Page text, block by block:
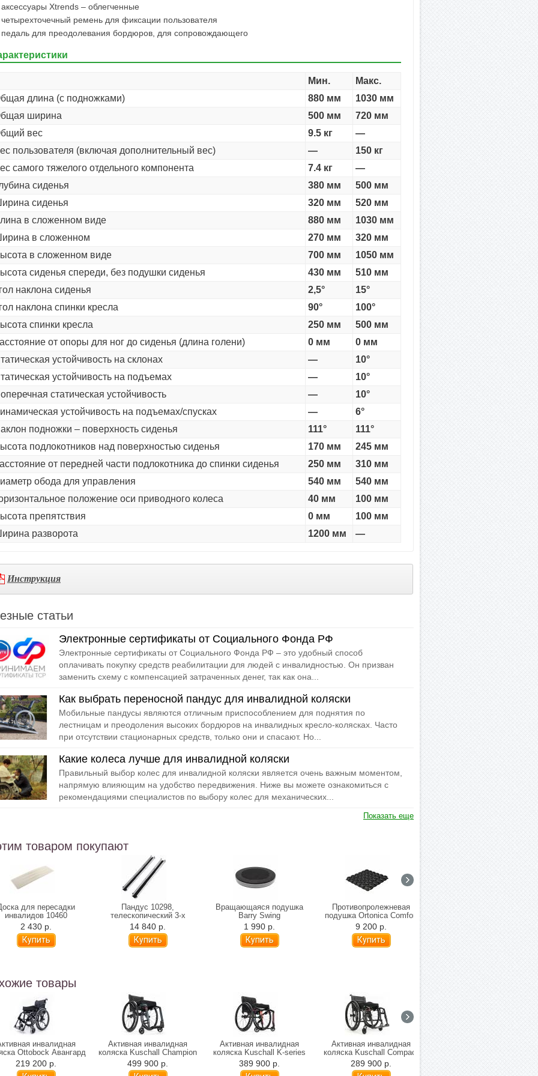
аксессуары Xtrends – облегченные
четырехточечный ремень для фиксации пользователя
педаль для преодолевания бордюров, для сопровождающего
Мин.
Макс.
длина (с подножками)
880 мм
1030 мм
ширина
500 мм
720 мм
вес
9.5 кг
—
пользователя (включая дополнительный вес)
—
150 кг
самого тяжелого отдельного компонента
7.4 кг
—
сиденья
380 мм
500 мм
сиденья
320 мм
520 мм
в сложенном виде
880 мм
1030 мм
в сложенном
270 мм
320 мм
в сложенном виде
700 мм
1050 мм
сиденья спереди, без подушки сиденья
430 мм
510 мм
наклона сиденья
2,5°
15°
наклона спинки кресла
90°
100°
спинки кресла
250 мм
500 мм
от опоры для ног до сиденья (длина голени)
0 мм
0 мм
устойчивость на склонах
—
10°
устойчивость на подъемах
—
10°
статическая устойчивость
—
10°
устойчивость на подъемах/спусках
—
6°
подножки – поверхность сиденья
111°
111°
подлокотников над поверхностью сиденья
170 мм
245 мм
от передней части подлокотника до спинки сиденья
250 мм
310 мм
обода для управления
540 мм
540 мм
положение оси приводного колеса
40 мм
100 мм
препятствия
0 мм
100 мм
разворота
1200 мм —
Инструкция
статьи
Электронные сертификаты от Социального Фонда РФ
Электронные сертификаты от Социального Фонда РФ – это удобный способ
оплачивать покупку средств реабилитации для людей с инвалидностью. Он призван
заменить схему с компенсацией затраченных денег, так как она...
Как выбрать переносной пандус для инвалидной коляски
Мобильные пандусы являются отличным приспособлением для поднятия по
лестницам и преодоления высоких бордюров на инвалидных кресло-колясках. Часто
при отсутствии стационарных средств, только они и спасают. Но...
Какие колеса лучше для инвалидной коляски
Правильный выбор колес для инвалидной коляски является очень важным моментом,
напрямую влияющим на удобство передвижения. Ниже вы можете ознакомиться с
рекомендациями специалистов по выбору колес для механических...
Показать еще
товаром покупают
для пересадки
инвалидов 10460
2 430 р.
Пандус 10298,
телескопический 3-х
секционный, 150 см
14 840 р.
Вращающаяся подушка
Barry Swing
1 990 р.
Противопролежневая
подушка Ortonica Comfort
9 200 р.
товары
инвалидная
Ottobock Авангард
4 (DV, DS)
219 200 р.
Активная инвалидная
коляска Kuschall Champion
499 900 р.
Активная инвалидная
коляска Kuschall K-series
(от 7,7 кг)
389 900 р.
Активная инвалидная
коляска Kuschall Compact
289 900 р.